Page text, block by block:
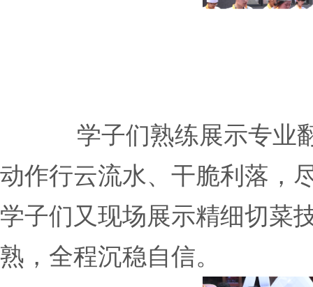
学子们熟练展示专业
动作行云流水、干脆利落，
学子们又现场展示精细切菜
熟，全程沉稳自信。